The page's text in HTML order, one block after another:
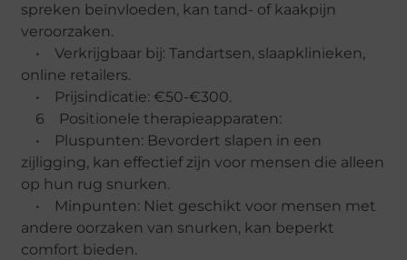
spreken beïnvloeden, kan tand- of kaakpijn
veroorzaken.
• Verkrijgbaar bij: Tandartsen, slaapklinieken,
online retailers.
• Prijsindicatie: €50-€300.
6 Positionele therapieapparaten:
• Pluspunten: Bevordert slapen in een
zijligging, kan effectief zijn voor mensen die alleen
op hun rug snurken.
• Minpunten: Niet geschikt voor mensen met
andere oorzaken van snurken, kan beperkt
comfort bieden.